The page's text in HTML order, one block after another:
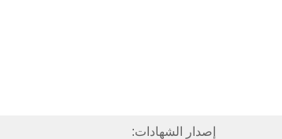
إصدار الشهادات: